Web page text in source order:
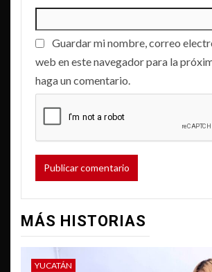
Guardar mi nombre, correo
web en este navegador para la
haga un comentario.
MÁS HISTORIAS
YUCATÁN